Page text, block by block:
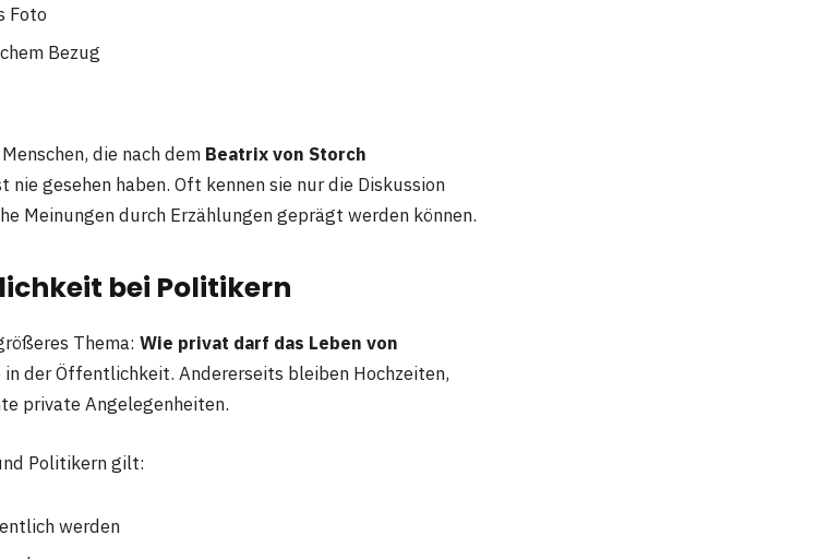
Foto
Bezug
die nach dem Beatrix von Storch
nie gesehen haben. Oft kennen sie nur die Diskussion
Meinungen durch Erzählungen geprägt werden können.
bei Politikern
Thema: Wie privat darf das Leben von
in der Öffentlichkeit. Andererseits bleiben Hochzeiten,
private Angelegenheiten.
Politikern gilt:
werden